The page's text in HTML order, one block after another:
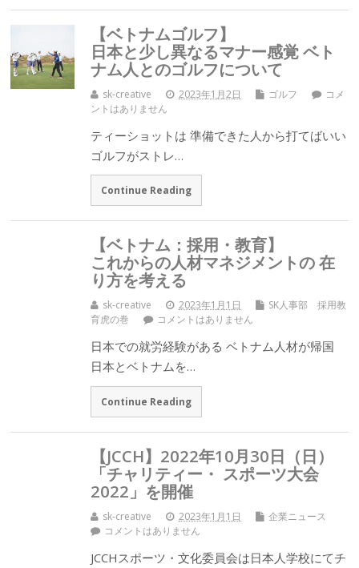
【ベトナムゴルフ】
日本と少し異なるマナー感覚 ベト
ナム人とのゴルフについて
sk-creative 2023年1月2日 ゴルフ
コメ
ントはありません
ティーショットは 準備できた人から打てばいい
ゴルフがストレ…
Continue Reading
【ベトナム：採用・教育】
これからの人材マネジメントの 在
り方を考える
sk-creative 2023年1月1日
SK人事部 採用教
育虎の巻
コメントはありません
日本での就労経験がある ベトナム人材が帰国
日本とベトナムを…
Continue Reading
【JCCH】2022年10月30日（日）
「チャリティー・ スポーツ大会
2022」を開催
sk-creative 2023年1月1日
企業ニュース
コメントはありません
JCCHスポーツ・文化委員会は日本人学校にてチ